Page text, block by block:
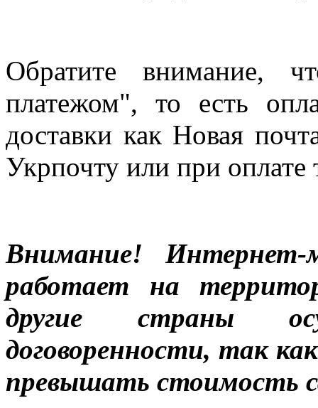
Обратите внимание,
платежом", то есть
доставки как Новая
Укрпочту или при оплате
Внимание! Интернет-
работает на
другие страны
договоренности, так
превышать стоимость